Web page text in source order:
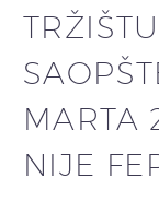
MARTA
NIJE